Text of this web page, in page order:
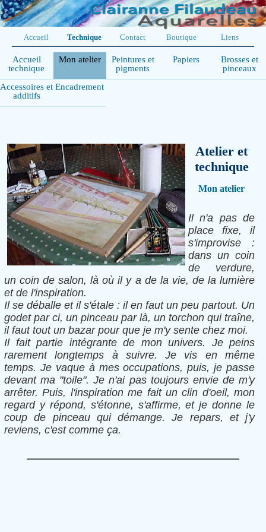
Accueil Technique Contact Boutique Liens
Atelier et
technique
Mon atelier
Il n'a pas de
place fixe, il
s'improvise :
dans un coin
de verdure,
un coin de salon, là où il y a de la vie, de la lumière
et de l'inspiration.
Il se déballe et il s'étale : il en faut un peu partout. Un
godet par ci, un pinceau par là, un torchon qui traîne,
il faut tout un bazar pour que je m'y sente chez moi.
Il fait partie intégrante de mon univers. Je peins
rarement longtemps à suivre. Je vis en même
temps. Je vaque à mes occupations, puis, je passe
devant ma "toile". Je n'ai pas toujours envie de m'y
arrêter. Puis, l'inspiration me fait un clin d'oeil, mon
regard y répond, s'étonne, s'affirme, et je donne le
coup de pinceau qui démange. Je repars, et j'y
reviens, c'est comme ça.
Accueil
technique
Mon atelier
Peintures et
pigments
Papiers
Brosses et
pinceaux
Accessoires et
additifs
Encadrement